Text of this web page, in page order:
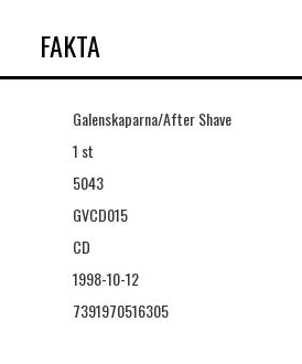
FAKTA
Galenskaparna/After Shave
1 st
5043
GVCD015
CD
1998-10-12
7391970516305